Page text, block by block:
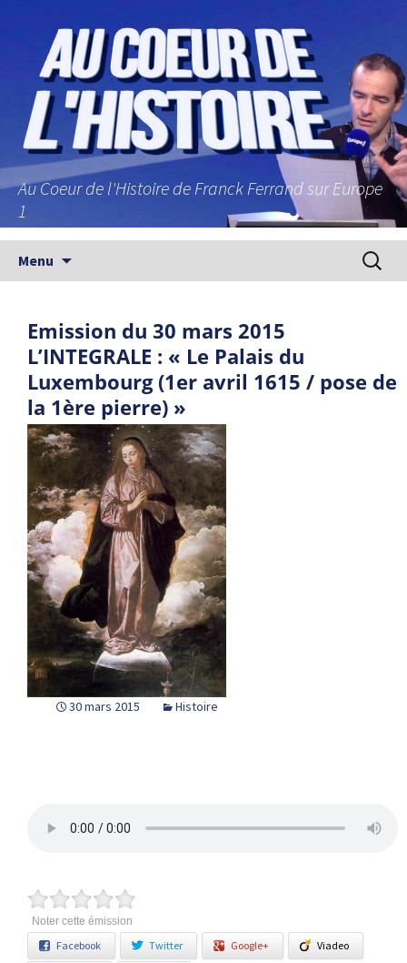
Au Coeur de l'Histoire de Franck Ferrand sur Europe
1
Menu
Emission du 30 mars 2015
L’INTEGRALE : « Le Palais du
Luxembourg (1er avril 1615 / pose de
la 1ère pierre) »
30 mars 2015 Histoire
Noter cette émission
Facebook Twitter Google+ Viadeo